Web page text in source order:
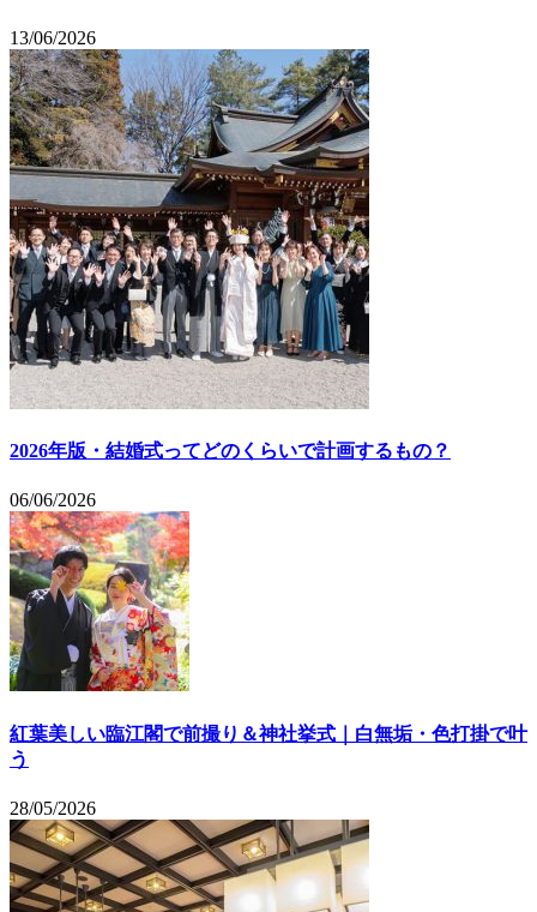
13/06/2026
2026年版・結婚式ってどのくらいで計画するもの？
06/06/2026
紅葉美しい臨江閣で前撮り＆神社挙式｜白無垢・色打掛で叶
う
28/05/2026